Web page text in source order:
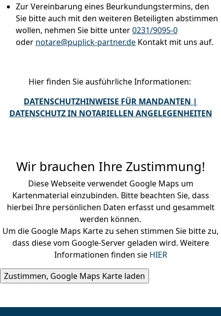
Zur Vereinbarung eines Beurkundungstermins, den
Sie bitte auch mit den weiteren Beteiligten abstimmen
wollen, nehmen Sie bitte unter0231/9095-0
oder notare@puplick-partner.de Kontakt mit uns auf.
Hier finden Sie ausführliche Informationen:
DATENSCHUTZHINWEISE FÜR MANDANTEN |
DATENSCHUTZ IN NOTARIELLEN ANGELEGENHEITEN
Wir brauchen Ihre Zustimmung!
Diese Webseite verwendet Google Maps um
Kartenmaterial einzubinden. Bitte beachten Sie, dass
hierbei Ihre persönlichen Daten erfasst und gesammelt
werden können.
Um die Google Maps Karte zu sehen stimmen Sie bitte zu,
dass diese vom Google-Server geladen wird. Weitere
Informationen finden sie HIER